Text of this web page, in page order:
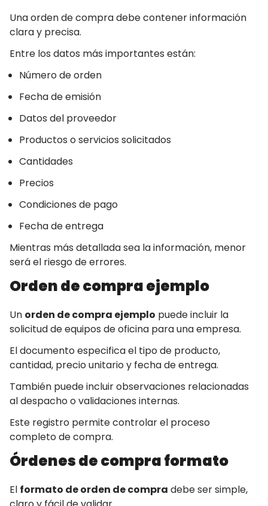
Una orden de compra debe contener información
clara y precisa.
Entre los datos más importantes están:
Número de orden
Fecha de emisión
Datos del proveedor
Productos o servicios solicitados
Cantidades
Precios
Condiciones de pago
Fecha de entrega
Mientras más detallada sea la información, menor
será el riesgo de errores.
Orden de compra ejemplo
Un orden de compra ejemplo puede incluir la
solicitud de equipos de oficina para una empresa.
El documento especifica el tipo de producto,
cantidad, precio unitario y fecha de entrega.
También puede incluir observaciones relacionadas
al despacho o validaciones internas.
Este registro permite controlar el proceso
completo de compra.
Órdenes de compra formato
El formato de orden de compra debe ser simple,